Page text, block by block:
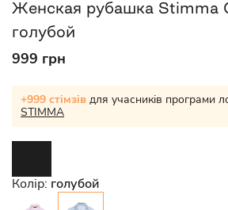
Женская рубашка Stimma
голубой
999 грн
+999 стімзів для учасників програми
STIMMA
Колір: голубой